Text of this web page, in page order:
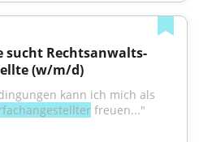
sucht Rechtsanwalts-
(w/m/d)
kann ich mich als
freuen..."